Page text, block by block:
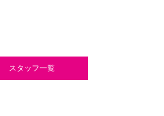
スタッフ一覧